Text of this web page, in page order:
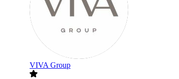
VIVA Group